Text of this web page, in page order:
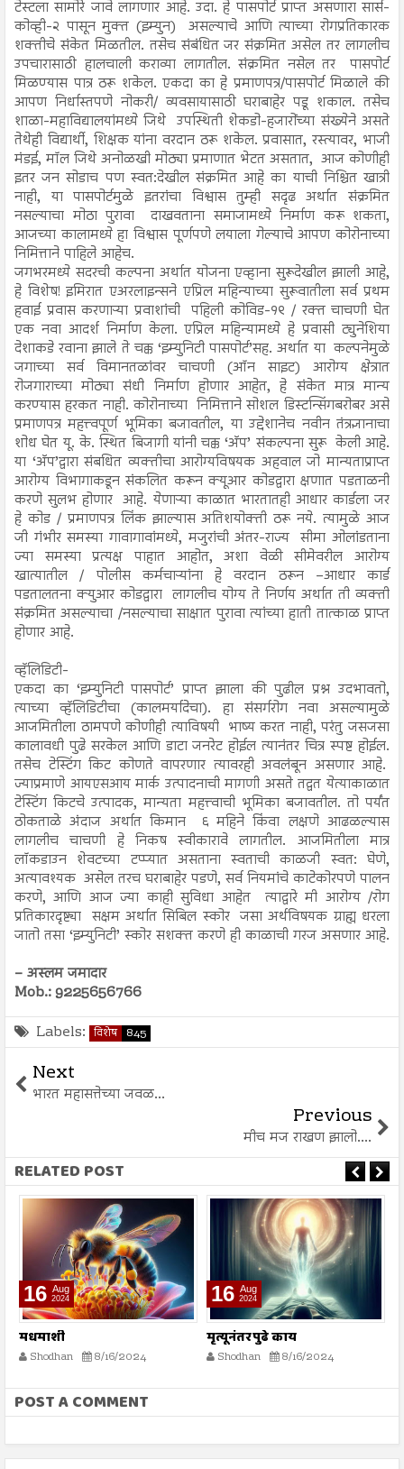
टेस्टला सामोरे जावे लागणार आहे. उदा. हे पासपोर्ट प्राप्त असणारा सार्स-
कोव्ही-२ पासून मुक्त (इम्युन) असल्याचे आणि त्याच्या रोगप्रतिकारक
शक्तीचे संकेत मिळतील. तसेच संबंधित जर संक्रमित असेल तर लागलीच
उपचारासाठी हालचाली कराव्या लागतील. संक्रमित नसेल तर पासपोर्ट
मिळण्यास पात्र ठरू शकेल. एकदा का हे प्रमाणपत्र/पासपोर्ट मिळाले की
आपण निर्धास्तपणे नोकरी/ व्यवसायासाठी घराबाहेर पडू शकाल. तसेच
शाळा-महाविद्यालयांमध्ये जिथे उपस्थिती शेकडो-हजारोंच्या संख्येने असते
तेथेही विद्यार्थी, शिक्षक यांना वरदान ठरू शकेल. प्रवासात, रस्त्यावर, भाजी
मंडई, मॉल जिथे अनोळखी मोठ्या प्रमाणात भेटत असतात, आज कोणीही
इतर जन सोडाच पण स्वत:देखील संक्रमित आहे का याची निश्चित खात्री
नाही, या पासपोर्टमुळे इतरांचा विश्वास तुम्ही सदृढ अर्थात संक्रमित
नसल्याचा मोठा पुरावा दाखवताना समाजामध्ये निर्माण करू शकता,
आजच्या कालामध्ये हा विश्वास पूर्णपणे लयाला गेल्याचे आपण कोरोनाच्या
निमित्ताने पाहिले आहेच.
जगभरमध्ये सदरची कल्पना अर्थात योजना एव्हाना सुरूदेखील झाली आहे,
हे विशेष! इमिरात एअरलाइन्सने एप्रिल महिन्याच्या सुरूवातीला सर्व प्रथम
हवाई प्रवास करणाऱ्या प्रवाशांची पहिली कोविड-१९ / रक्त चाचणी घेत
एक नवा आदर्श निर्माण केला. एप्रिल महिन्यामध्ये हे प्रवासी ट्युनेशिया
देशाकडे रवाना झाले ते चक्क ‘इम्युनिटी पासपोर्ट’सह. अर्थात या कल्पनेमुळे
जगाच्या सर्व विमानतळांवर चाचणी (ऑन साइट) आरोग्य क्षेत्रात
रोजगाराच्या मोठ्या संधी निर्माण होणार आहेत, हे संकेत मात्र मान्य
करण्यास हरकत नाही. कोरोनाच्या निमित्ताने सोशल डिस्टन्सिंगबरोबर असे
प्रमाणपत्र महत्त्वपूर्ण भूमिका बजावतील, या उद्देशानेच नवीन तंत्रज्ञानाचा
शोध घेत यू. के. स्थित बिजागी यांनी चक्क ‘अ‍ॅप’ संकल्पना सुरू केली आहे.
या ‘अ‍ॅप’द्वारा संबधित व्यक्तीचा आरोग्यविषयक अहवाल जो मान्यताप्राप्त
आरोग्य विभागाकडून संकलित करून क्यूआर कोडद्वारा क्षणात पडताळनी
करणे सुलभ होणार आहे. येणाऱ्या काळात भारतातही आधार कार्डला जर
हे कोड / प्रमाणपत्र लिंक झाल्यास अतिशयोक्ती ठरू नये. त्यामुळे आज
जी गंभीर समस्या गावागावांमध्ये, मजुरांची अंतर-राज्य सीमा ओलांडताना
ज्या समस्या प्रत्यक्ष पाहात आहोत, अशा वेळी सीमेवरील आरोग्य
खात्यातील / पोलीस कर्मचाऱ्यांना हे वरदान ठरून –आधार कार्ड
पडतालतना क्युआर कोडद्वारा लागलीच योग्य ते निर्णय अर्थात ती व्यक्ती
संक्रमित असल्याचा /नसल्याचा साक्षात पुरावा त्यांच्या हाती तात्काळ प्राप्त
होणार आहे.
व्हॅलिडिटी-
एकदा का ‘इम्युनिटी पासपोर्ट’ प्राप्त झाला की पुढील प्रश्न उदभावतो,
त्याच्या व्हॅलिडिटीचा (कालमर्यादेचा). हा संसर्गरोग नवा असल्यामुळे
आजमितीला ठामपणे कोणीही त्याविषयी भाष्य करत नाही, परंतु जसजसा
कालावधी पुढे सरकेल आणि डाटा जनरेट होईल त्यानंतर चित्र स्पष्ट होईल.
तसेच टेस्टिंग किट कोणते वापरणार त्यावरही अवलंबून असणार आहे.
ज्याप्रमाणे आयएसआय मार्क उत्पादनाची मागणी असते तद्वत येत्याकाळात
टेस्टिंग किटचे उत्पादक, मान्यता महत्त्वाची भूमिका बजावतील. तो पर्यंत
ठोकताळे अंदाज अर्थात किमान ६ महिने किंवा लक्षणे आढळल्यास
लागलीच चाचणी हे निकष स्वीकारावे लागतील. आजमितीला मात्र
लॉकडाउन शेवटच्या टप्प्यात असताना स्वताची काळजी स्वत: घेणे,
अत्यावश्यक असेल तरच घराबाहेर पडणे, सर्व नियमांचे काटेकोरपणे पालन
करणे, आणि आज ज्या काही सुविधा आहेत त्याद्वारे मी आरोग्य /रोग
प्रतिकारदृष्ट्या सक्षम अर्थात सिबिल स्कोर जसा अर्थविषयक ग्राह्य धरला
जातो तसा ‘इम्युनिटी’ स्कोर सशक्त करणे ही काळाची गरज असणार आहे.
– अस्लम जमादार
Mob.: 9225656766
Labels: विशेष 845
Next
भारत महासत्तेच्या जवळ...
Previous
मीच मज राखण झालो....
RELATED POST
16 Aug
2024
मृत्यूनंतर पुढे काय
Shodhan 8/16/2024
16 Aug
2024
भारतीय स्वातंत्र्य लढ्यातील
स्त्रियांचे योगदान
POST A COMMENT